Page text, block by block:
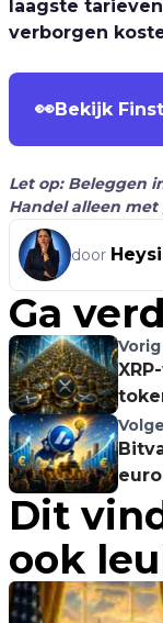
laagste
verborgen
👀Bekijk
Let op: Beleggen
Handel alleen
door
Ga
Dit
ook